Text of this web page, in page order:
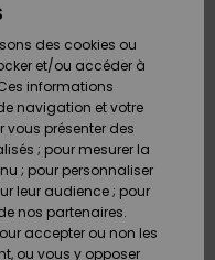
des cookies ou
et/ou accéder à
informations
navigation et votre
vous présenter des
; pour mesurer la
; pour personnaliser
leur audience ; pour
nos partenaires.
accepter ou non les
ou vous y opposer